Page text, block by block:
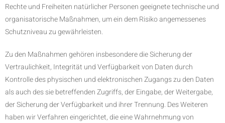
Rechte und Freiheiten natürlicher Personen geeignete technische und
organisatorische Maßnahmen, um ein dem Risiko angemessenes
Schutzniveau zu gewährleisten.
Zu den Maßnahmen gehören insbesondere die Sicherung der
Vertraulichkeit, Integrität und Verfügbarkeit von Daten durch
Kontrolle des physischen und elektronischen Zugangs zu den Daten
als auch des sie betreffenden Zugriffs, der Eingabe, der Weitergabe,
der Sicherung der Verfügbarkeit und ihrer Trennung. Des Weiteren
haben wir Verfahren eingerichtet, die eine Wahrnehmung von